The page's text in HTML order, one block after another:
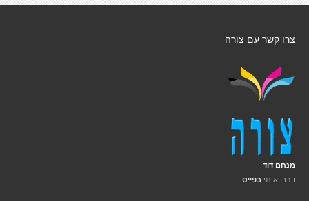
צרו קשר עם צורה
מנחם דוד
דברו איתי בפייס